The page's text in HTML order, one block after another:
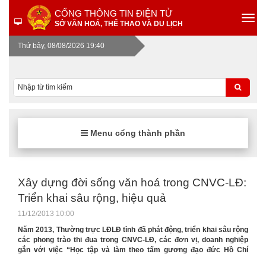
CỔNG THÔNG TIN ĐIỆN TỬ
SỞ VĂN HOÁ, THỂ THAO VÀ DU LỊCH
Thứ bảy, 08/08/2026 19:40
Menu cổng thành phần
Xây dựng đời sống văn hoá trong CNVC-LĐ:
Triển khai sâu rộng, hiệu quả
11/12/2013 10:00
Năm 2013, Thường trực LĐLĐ tỉnh đã phát động, triển khai sâu rộng
các phong trào thi đua trong CNVC-LĐ, các đơn vị, doanh nghiệp
gắn với việc “Học tập và làm theo tấm gương đạo đức Hồ Chí